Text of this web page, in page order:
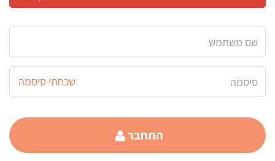
שכחתי סיסמה
התחבר